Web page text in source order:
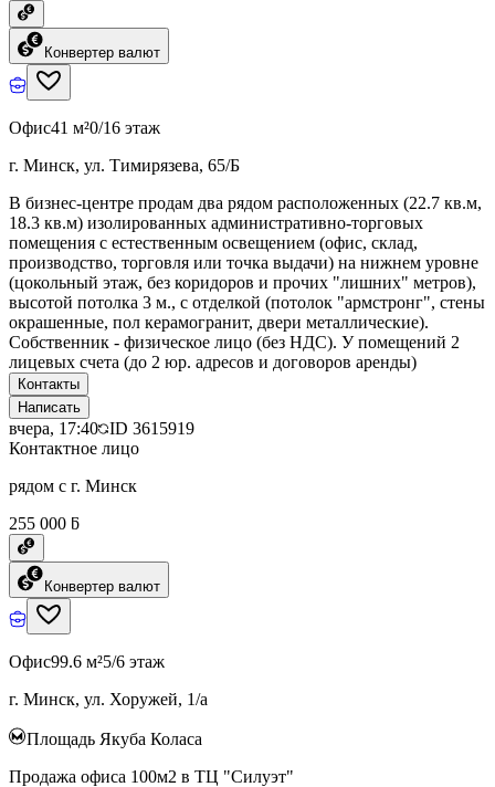
Конвертер валют
Офис41 м²0/16 этаж
г. Минск, ул. Тимирязева, 65/Б
В бизнес-центре продам два рядом расположенных (22.7 кв.м,
18.3 кв.м) изолированных административно-торговых
помещения с естественным освещением (офис, склад,
производство, торговля или точка выдачи) на нижнем уровне
(цокольный этаж, без коридоров и прочих "лишних" метров),
высотой потолка 3 м., с отделкой (потолок "армстронг", стены
окрашенные, пол керамогранит, двери металлические).
Собственник - физическое лицо (без НДС). У помещений 2
лицевых счета (до 2 юр. адресов и договоров аренды)
Контакты
Написать
вчера, 17:40 ID 3615919
Контактное лицо
рядом с г. Минск
255 000 ƃ
Конвертер валют
Офис99.6 м²5/6 этаж
г. Минск, ул. Хоружей, 1/а
Площадь Якуба Коласа
Продажа офиса 100м2 в ТЦ "Силуэт"